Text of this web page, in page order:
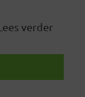
verder